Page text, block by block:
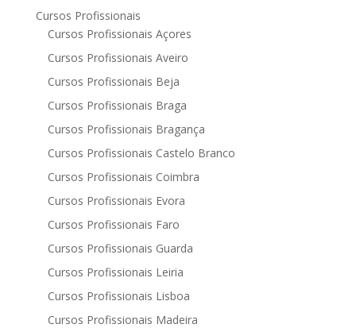
Cursos Profissionais
Cursos Profissionais Açores
Cursos Profissionais Aveiro
Cursos Profissionais Beja
Cursos Profissionais Braga
Cursos Profissionais Bragança
Cursos Profissionais Castelo Branco
Cursos Profissionais Coimbra
Cursos Profissionais Evora
Cursos Profissionais Faro
Cursos Profissionais Guarda
Cursos Profissionais Leiria
Cursos Profissionais Lisboa
Cursos Profissionais Madeira